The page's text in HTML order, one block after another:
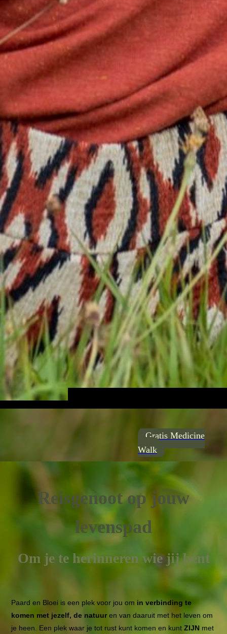
Gratis Medicine
Walk
Reisgenoot op jouw
levenspad
Om je te herinneren wie jij bent
Paard en Bloei is een plek voor jou om in verbinding te
komen met jezelf, de natuur en van daaruit met het leven om
je heen. Een plek waar je tot rust kunt komen en kuntZIJN met